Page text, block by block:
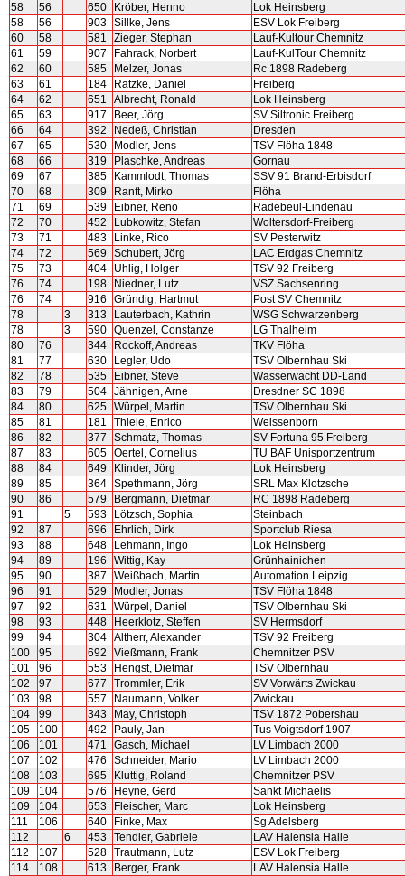
58
56 650 Kröber, Henno
Lok Heinsberg
58
56 903 Sillke, Jens
ESV Lok Freiberg
60
58 581 Zieger, Stephan
Lauf-Kultour Chemnitz
61
59 907 Fahrack, Norbert
Lauf-KulTour Chemnitz
62
60 585 Melzer, Jonas
Rc 1898 Radeberg
63
61 184 Ratzke, Daniel
Freiberg
64
62 651 Albrecht, Ronald
Lok Heinsberg
65
63 917 Beer, Jörg
SV Siltronic Freiberg
66
64 392 Nedeß, Christian
Dresden
67
65 530 Modler, Jens
TSV Flöha 1848
68
66 319 Plaschke, Andreas
Gornau
69
67 385 Kammlodt, Thomas
SSV 91 Brand-Erbisdorf
70
68 309 Ranft, Mirko
Flöha
71
69 539 Eibner, Reno
Radebeul-Lindenau
72
70 452 Lubkowitz, Stefan
Woltersdorf-Freiberg
73
71 483 Linke, Rico
SV Pesterwitz
74
72 569 Schubert, Jörg
LAC Erdgas Chemnitz
75
73 404 Uhlig, Holger
TSV 92 Freiberg
76
74 198 Niedner, Lutz
VSZ Sachsenring
76
74 916 Gründig, Hartmut
Post SV Chemnitz
78
3 313 Lauterbach, Kathrin
WSG Schwarzenberg
78
3 590 Quenzel, Constanze
LG Thalheim
80
76 344 Rockoff, Andreas
TKV Flöha
81
77 630 Legler, Udo
TSV Olbernhau Ski
82
78 535 Eibner, Steve
Wasserwacht DD-Land
83
79 504 Jähnigen, Arne
Dresdner SC 1898
84
80 625 Würpel, Martin
TSV Olbernhau Ski
85
81 181 Thiele, Enrico
Weissenborn
86
82 377 Schmatz, Thomas
SV Fortuna 95 Freiberg
87
83 605 Oertel, Cornelius
TU BAF Unisportzentrum
88
84 649 Klinder, Jörg
Lok Heinsberg
89
85 364 Spethmann, Jörg
SRL Max Klotzsche
90
86 579 Bergmann, Dietmar
RC 1898 Radeberg
91
5 593 Lötzsch, Sophia
Steinbach
92
87 696 Ehrlich, Dirk
Sportclub Riesa
93
88 648 Lehmann, Ingo
Lok Heinsberg
94
89 196 Wittig, Kay
Grünhainichen
95
90 387 Weißbach, Martin
Automation Leipzig
96
91 529 Modler, Jonas
TSV Flöha 1848
97
92 631 Würpel, Daniel
TSV Olbernhau Ski
98
93 448 Heerklotz, Steffen
SV Hermsdorf
99
94 304 Altherr, Alexander
TSV 92 Freiberg
100
95 692 Vießmann, Frank
Chemnitzer PSV
101
96 553 Hengst, Dietmar
TSV Olbernhau
102
97 677 Trommler, Erik
SV Vorwärts Zwickau
103
98 557 Naumann, Volker
Zwickau
104
99 343 May, Christoph
TSV 1872 Pobershau
105
100 492 Pauly, Jan
Tus Voigtsdorf 1907
106
101 471 Gasch, Michael
LV Limbach 2000
107
102 476 Schneider, Mario
LV Limbach 2000
108
103 695 Kluttig, Roland
Chemnitzer PSV
109
104 576 Heyne, Gerd
Sankt Michaelis
109
104 653 Fleischer, Marc
Lok Heinsberg
111
106 640 Finke, Max
Sg Adelsberg
112
6 453 Tendler, Gabriele
LAV Halensia Halle
112
107 528 Trautmann, Lutz
ESV Lok Freiberg
114
108 613 Berger, Frank
LAV Halensia Halle